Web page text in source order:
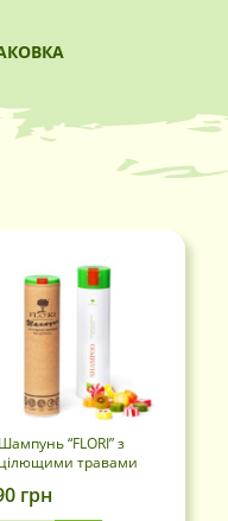
Шампунь “FLORI” з
цілющими травами
грн